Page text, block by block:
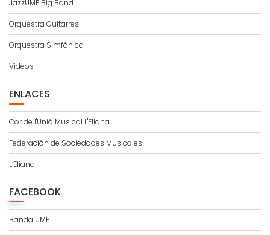
JazzUME Big Band
Orquestra Guitarres
Orquestra Simfònica
Vídeos
ENLACES
Cor de l'Unió Musical L'Eliana
Federación de Sociedades Musicales
L’Eliana
FACEBOOK
Banda UME